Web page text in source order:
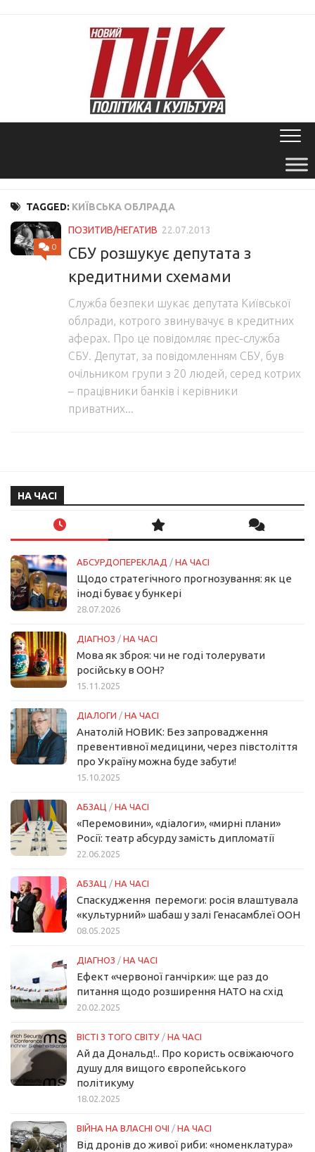
TAGGED: КИЇВСЬКА ОБЛРАДА
0
ПОЗИТИВ/НЕГАТИВ 22.07.2013
СБУ розшукує депутата з
кредитними схемами
Служба безпеки шукає депутата Київської
облради, котрого звинувачує в кредитних
аферах. Про це повідомляє прес-служба
СБУ. Депутат, за повідомленням СБУ, був
очільником групи з 20 людей, серед котрих
– працівники банків і керівники
приватних...
НА ЧАСІ
АБСУРДОПЕРЕКЛАД / НА ЧАСІ
Щодо стратегічного прогнозування: як це
іноді буває у бункері
28.07.2026
ДІАГНОЗ / НА ЧАСІ
Мова як зброя: чи не годі толерувати
російську в ООН?
15.11.2025
ДІАЛОГИ / НА ЧАСІ
Анатолій НОВИК: Без запровадження
превентивної медицини, через півстоліття
про Україну можна буде забути!
15.10.2025
АБЗАЦ / НА ЧАСІ
«Перемовини», «діалоги», «мирні плани»
Росії: театр абсурду замість дипломатії
22.06.2025
АБЗАЦ / НА ЧАСІ
Спаскудження перемоги: росія влаштувала
«культурний» шабаш у залі Генасамблеї ООН
08.05.2025
ДІАГНОЗ / НА ЧАСІ
Ефект «червоної ганчірки»: ще раз до
питання щодо розширення НАТО на схід
20.02.2025
ВІСТІ З ТОГО СВІТУ / НА ЧАСІ
Ай да Дональд!.. Про користь освіжаючого
душу для вищого європейського
політикуму
18.02.2025
ВІЙНА НА ВЛАСНІ ОЧІ / НА ЧАСІ
Від дронів до живої риби: «номенклатура»